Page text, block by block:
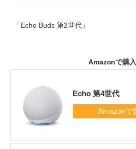
「Echo Buds 第2世代」
Amazonで購入
Echo 第4世代